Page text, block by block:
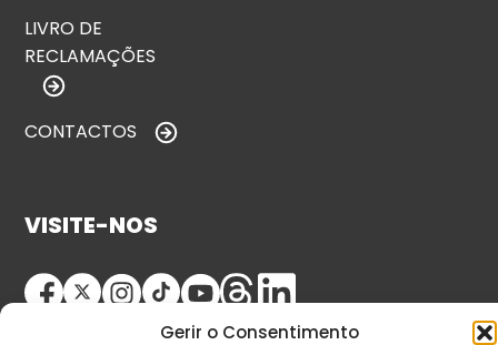
Gerir o Consentimento
LIVRO DE
RECLAMAÇÕES
CONTACTOS
VISITE-NOS